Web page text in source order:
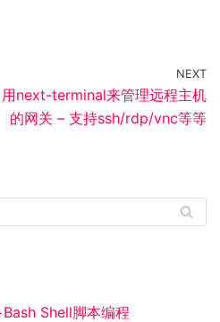
NEXT
用next-terminal来管理远程主机
的网关 – 支持ssh/rdp/vnc等等
Shell脚本编程